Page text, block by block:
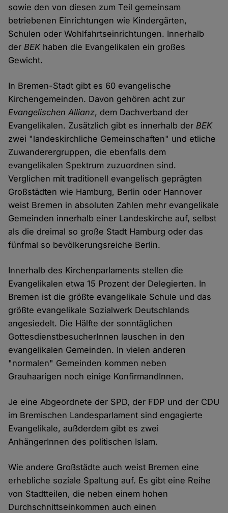
sowie den von diesen zum Teil gemeinsam
betriebenen Einrichtungen wie Kindergärten,
Schulen oder Wohlfahrtseinrichtungen. Innerhalb
derBEKhaben die Evangelikalen ein großes
Gewicht.
In Bremen-Stadt gibt es 60 evangelische
Kirchengemeinden. Davon gehören acht zur
Evangelischen Allianz, dem Dachverband der
Evangelikalen. Zusätzlich gibt es innerhalb derBEK
zwei "landeskirchliche Gemeinschaften" und etliche
Zuwanderergruppen, die ebenfalls dem
evangelikalen Spektrum zuzuordnen sind.
Verglichen mit traditionell evangelisch geprägten
Großstädten wie Hamburg, Berlin oder Hannover
weist Bremen in absoluten Zahlen mehr evangelikale
Gemeinden innerhalb einer Landeskirche auf, selbst
als die dreimal so große Stadt Hamburg oder das
fünfmal so bevölkerungsreiche Berlin.
Innerhalb des Kirchenparlaments stellen die
Evangelikalen etwa 15 Prozent der Delegierten. In
Bremen ist die größte evangelikale Schule und das
größte evangelikale Sozialwerk Deutschlands
angesiedelt. Die Hälfte der sonntäglichen
GottesdienstbesucherInnen lauschen in den
evangelikalen Gemeinden. In vielen anderen
"normalen" Gemeinden kommen neben
Grauhaarigen noch einige KonfirmandInnen.
Je eine Abgeordnete der SPD, der FDP und der CDU
im Bremischen Landesparlament sind engagierte
Evangelikale, außderdem gibt es zwei
AnhängerInnen des politischen Islam.
Wie andere Großstädte auch weist Bremen eine
erhebliche soziale Spaltung auf. Es gibt eine Reihe
von Stadtteilen, die neben einem hohen
Durchschnittseinkommen auch einen